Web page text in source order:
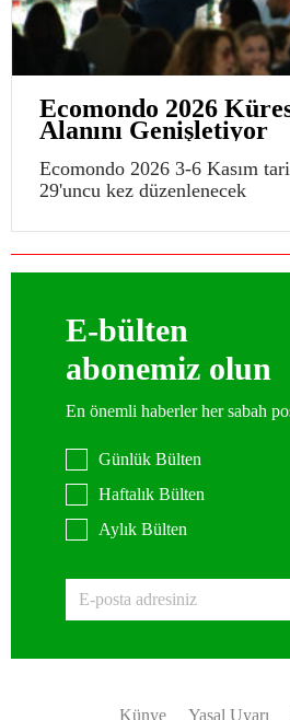
Ecomondo 2026
Alanını Genişletiyor
Ecomondo 2026 3-6 Kasım
29'uncu kez düzenlenecek
E-bülten
abonemiz olun
En önemli haberler her sabah
Günlük Bülten
Haftalık Bülten
Aylık Bülten
Künye Yasal Uyarı